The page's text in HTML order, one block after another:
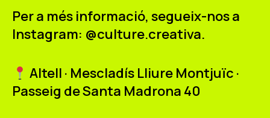
Per a més informació, segueix-nos a
Instagram: @culture.creativa.
Altell · Mescladís Lliure Montjuïc ·
Passeig de Santa Madrona 40